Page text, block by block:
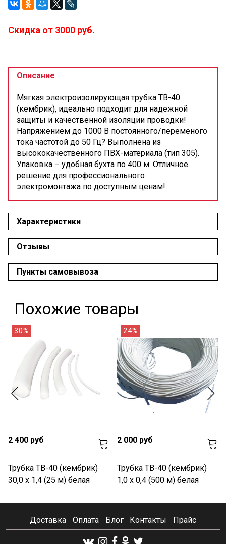
Скидка от 3000 руб.
Описание
Мягкая электроизолирующая трубка ТВ-40
(кембрик), идеально подходит для надежной
защиты и качественной изоляции проводки!
Напряжением до 1000 В постоянного/переменого
тока частотой до 50 Гц? Выполнена из
высококачественного ПВХ-материала (тип 305).
Упаковка – удобная бухта по 400 м. Отличное
решение для профессионального
электромонтажа по доступным ценам!
Характеристики
Отзывы
Пункты самовывоза
Похожие товары
30%
2 400 руб
Трубка ТВ-40 (кембрик)
30,0 х 1,4 (25 м) белая
24%
2 000 руб
Трубка ТВ-40 (кембрик)
1,0 х 0,4 (500 м) белая
Доставка Оплата Блог Контакты Прайс